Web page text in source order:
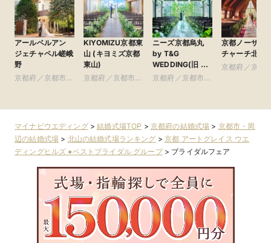
アールベルアン
ジェチャペル嵯峨
野
京都府／京都市・
KIYOMIZU京都東
山 (キヨミズ京都
東山)
京都府／京都市・
ニーズ京都烏丸
by T&G
WEDDING(旧 イ
ンスタイルウェ
京都府／京都市・
京都ノーザン
チャーチ北山
京都府／京都
マイナビウエディング>結婚式場TOP > 京都府の結婚式場 > 京都市・周
辺の結婚式場 > 北山の結婚式場ランキング >京都 アートグレイス ウエ
ディングヒルズ ●ベストブライダル グループ> ブライダルフェア